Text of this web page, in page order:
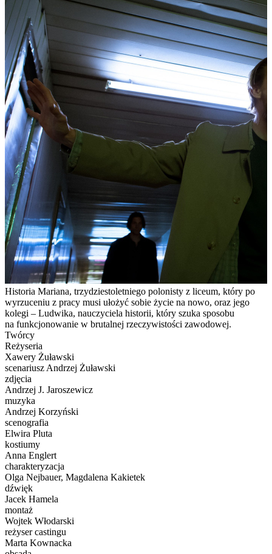
Historia Mariana, trzydziestoletniego polonisty z liceum, który po
wyrzuceniu z pracy musi ułożyć sobie życie na nowo, oraz jego
kolegi – Ludwika, nauczyciela historii, który szuka sposobu
na funkcjonowanie w brutalnej rzeczywistości zawodowej.
Twórcy
Reżyseria
Xawery Żuławski
scenariusz Andrzej Żuławski
zdjęcia
Andrzej J. Jaroszewicz
muzyka
Andrzej Korzyński
scenografia
Elwira Pluta
kostiumy
Anna Englert
charakteryzacja
Olga Nejbauer, Magdalena Kakietek
dźwięk
Jacek Hamela
montaż
Wojtek Włodarski
reżyser castingu
Marta Kownacka